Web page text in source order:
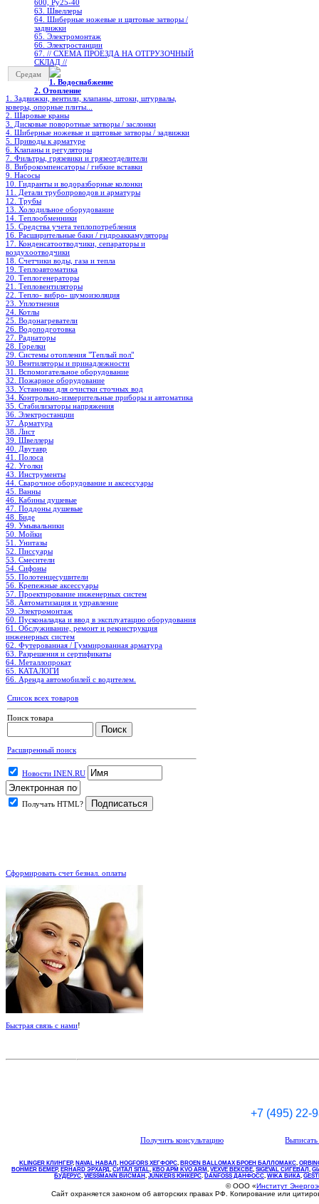
600, Ру25-40
63. Швеллеры
64. Шиберные ножевые и щитовые затворы /
задвижки
65. Электромонтаж
66. Электростанции
67. // СХЕМА ПРОЕЗДА НА ОТГРУЗОЧНЫЙ
СКЛАД //
Средам
1. Водоснабжение
2. Отопление
1. Задвижки, вентили, клапаны, штоки, штурвалы,
коверы, опорные плиты...
2. Шаровые краны
3. Дисковые поворотные затворы / заслонки
4. Шиберные ножевые и щитовые затворы / задвижки
5. Приводы к арматуре
6. Клапаны и регуляторы
7. Фильтры, грязевики и грязеотделители
8. Виброкомпенсаторы / гибкие вставки
9. Насосы
10. Гидранты и водоразборные колонки
11. Детали трубопроводов и арматуры
12. Трубы
13. Холодильное oборудование
14. Теплообменники
15. Средства учета теплопотребления
16. Расширительные баки / гидроаккамуляторы
17. Конденсатоотводчики, сепараторы и
воздухоотводчики
18. Счетчики воды, газа и тепла
19. Теплоавтоматика
20. Теплогенераторы
21. Тепловентиляторы
22. Тепло- вибро- шумоизоляция
23. Уплотнения
24. Котлы
25. Водонагреватели
26. Водоподготовка
27. Радиаторы
28. Горелки
29. Системы отопления "Теплый пол"
30. Вентиляторы и принадлежности
31. Вспомогательное оборудование
32. Пожарное оборудование
33. Установки для очистки сточных вод
34. Контрольно-измерительные приборы и автоматика
35. Стабилизаторы напряжения
36. Электростанции
37. Арматура
38. Лист
39. Швеллеры
40. Двутавр
41. Полоса
42. Уголки
43. Инструменты
44. Сварочное оборудование и аксессуары
45. Ванны
46. Кабины душевые
47. Поддоны душевые
48. Биде
49. Умывальники
50. Мойки
51. Унитазы
52. Писсуары
53. Смесители
54. Сифоны
55. Полотенцесушители
56. Крепежные аксессуары
57. Проектирование инженерных систем
58. Автоматизация и управление
59. Электромонтаж
60. Пусконаладка и ввод в эксплуатацию оборудования
61. Обслуживание, ремонт и реконструкция
инженерных систем
62. Футерованная / Гуммированная арматура
63. Разрешения и сертификаты
64. Металлопрокат
65. КАТАЛОГИ
66. Аренда автомобилей с водителем.
Список всех товаров
Поиск товара
Расширенный поиск
Новости INEN.RU
Получать HTML?
Сформировать счет безнал. оплаты
Быстрая связь с нами!
+7 (495) 22-
Получить консультацию
KLINGER КЛИНГЕР, NAVAL НАВАЛ , НOGFORS ХЕГФОРС, BROEN BALLOMAX БРОЕН БАЛЛОМАКС,
BOHMER БЕМЕР, ERHARD ЭРХАРД, СИТАЛ SITAL, КВО АРМ KVO ARM, VEXVE ВЕКСВЕ, SIGEVAL СИГЕВАЛ ,
БУДЕРУС, VIESSMANN ВИСМАН , JUNKERS ЮНКЕРС. DANFOSS ДАНФОСС, WIKA ВИКА,
© ООО «Институт
Сайт охраняется законом об авторских правах РФ. Копирование или